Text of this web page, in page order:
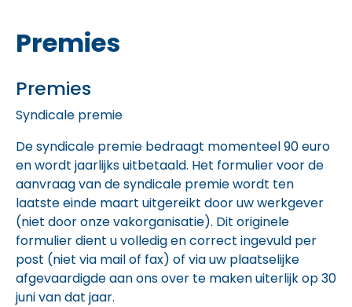
Premies
Premies
Syndicale premie
De syndicale premie bedraagt momenteel 90 euro
en wordt jaarlijks uitbetaald. Het formulier voor de
aanvraag van de syndicale premie wordt ten
laatste einde maart uitgereikt door uw werkgever
(niet door onze vakorganisatie). Dit originele
formulier dient u volledig en correct ingevuld per
post (niet via mail of fax) of via uw plaatselijke
afgevaardigde aan ons over te maken uiterlijk op 30
juni van dat jaar.